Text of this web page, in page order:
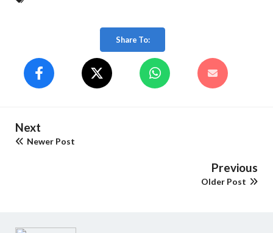
Share To:
Next
Newer Post
Previous
Older Post